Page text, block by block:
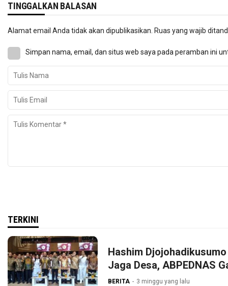
TINGGALKAN BALASAN
Alamat email Anda tidak akan dipublikasikan. Ruas yang wajib
Simpan nama, email, dan situs web saya pada peramban ini
TERKINI
Hashim
Jaga Desa, ABPEDNAS
BERITA 3 minggu yang lalu